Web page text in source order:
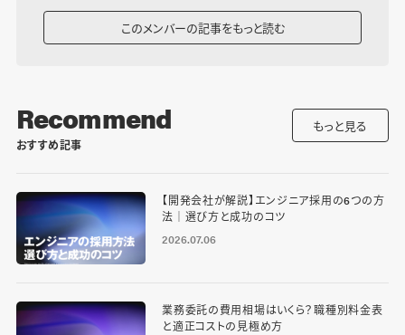
このメンバーの記事をもっと読む
Recommend
おすすめ記事
もっと見る
【開発会社が解説】エンジニア採用の6つの方
法｜選び方と成功のコツ
2026.07.06
業務委託の費用相場はいくら？職種別料金表
と適正コストの見極め方